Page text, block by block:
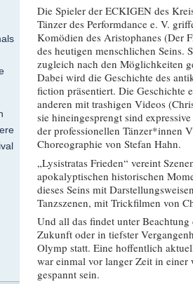
Die Spieler der ECKIGEN des
Tänzer des Performdance e. V.
Komödien des Aristophanes (Der
des heutigen menschlichen Seins.
zugleich nach den Möglichkeiten
Dabei wird die Geschichte des
fiction präsentiert. Die Geschichte
anderen mit trashigen Videos
sie hineingesprengt sind
der professionellen Tänzer*innen
Choreographie von Stefan Hahn.
„Lysistratas Frieden“ vereint
apokalyptischen historischen
dieses Seins mit
Tanzszenen, mit Trickfilmen von
Und all das findet unter
Zukunft oder in tiefster
Olymp statt. Eine hoffentlich
war einmal vor langer Zeit in
gespannt sein.